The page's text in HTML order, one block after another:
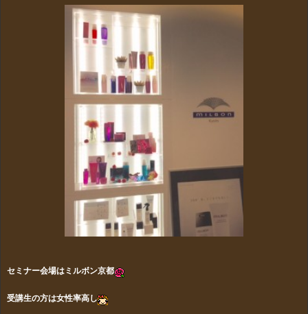
セミナー会場はミルボン京都
受講生の方は女性率高し